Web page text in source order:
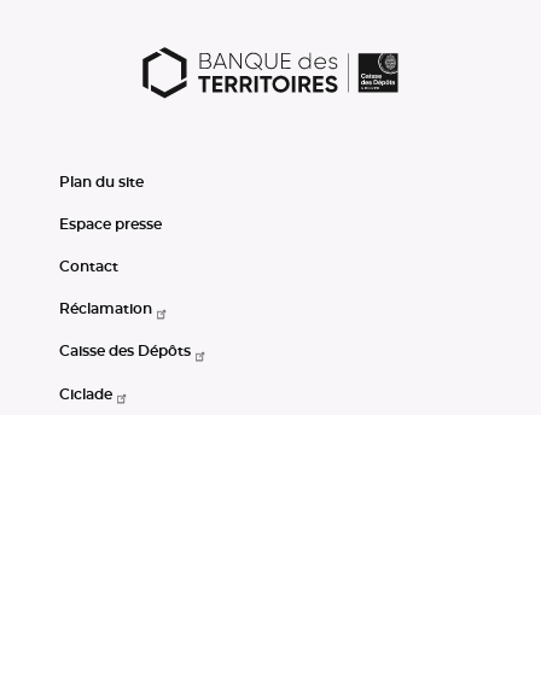
Plan du site
Espace presse
Contact
Réclamation
Caisse des Dépôts
Ciclade